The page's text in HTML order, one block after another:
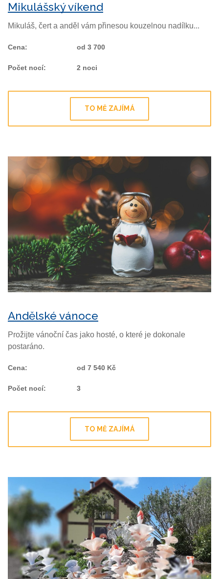
Mikulášský víkend
Mikuláš, čert a anděl vám přinesou kouzelnou nadílku...
Cena: od 3 700
Počet nocí: 2 noci
TO MĚ ZAJÍMÁ
Andělské vánoce
Prožijte vánoční čas jako hosté, o které je dokonale
postaráno.
Cena: od 7 540 Kč
Počet nocí: 3
TO MĚ ZAJÍMÁ